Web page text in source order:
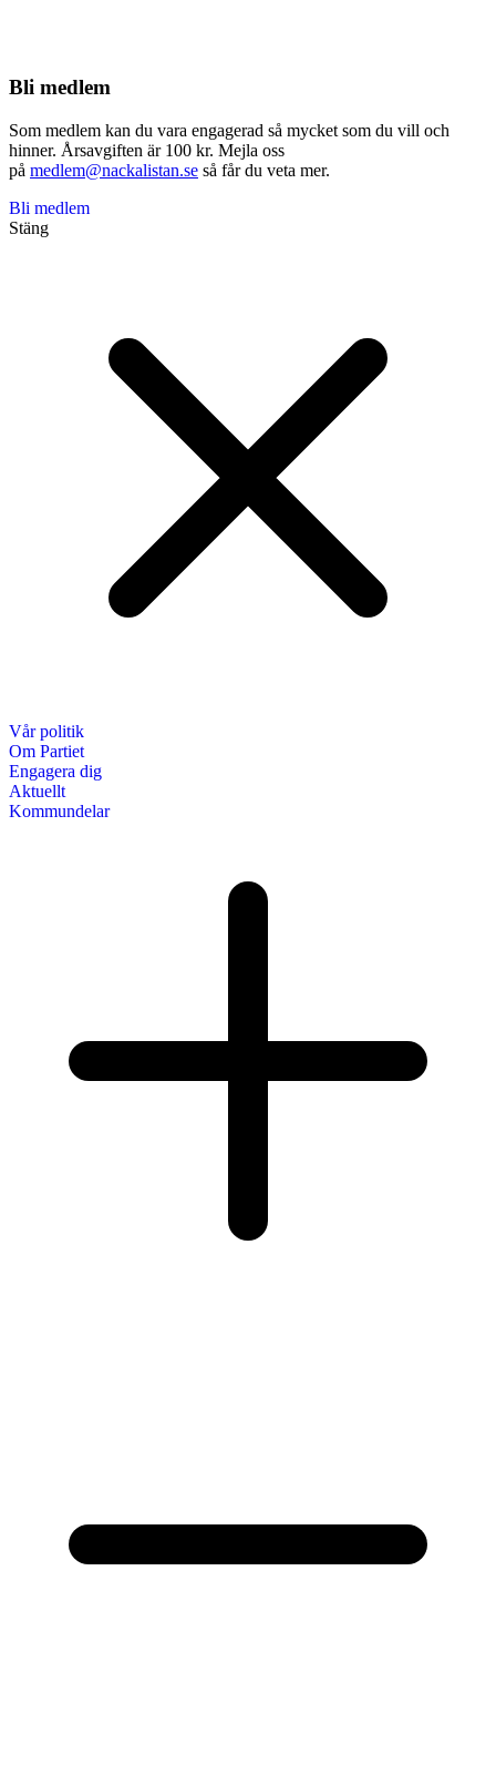
Bli medlem
Som medlem kan du vara engagerad så mycket som du vill och
hinner. Årsavgiften är 100 kr. Mejla oss
på medlem@nackalistan.se så får du veta mer.
Bli medlem
Stäng
Vår politik
Om Partiet
Engagera dig
Aktuellt
Kommundelar